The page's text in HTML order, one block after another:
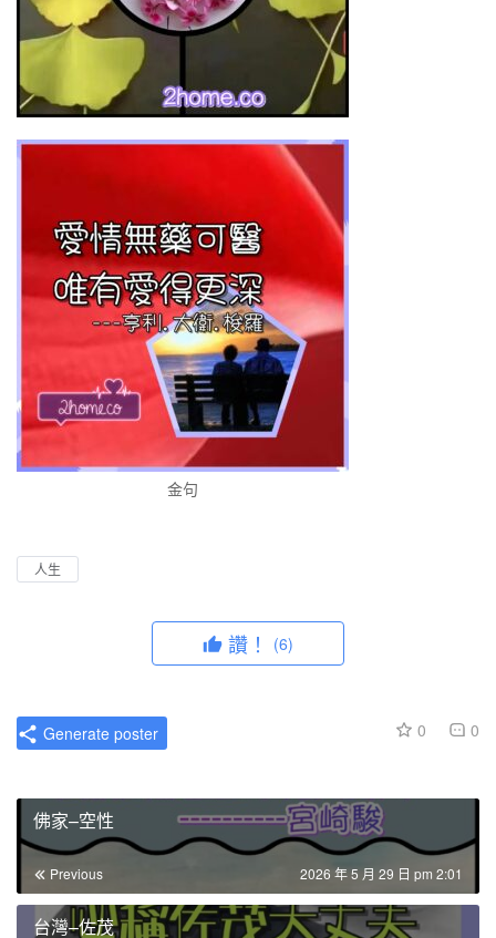
金句
人生
讚！ (6)
0 0
Generate poster
佛家–空性
Previous 2026 年 5 月 29 日 pm 2:01
台灣–佐茂